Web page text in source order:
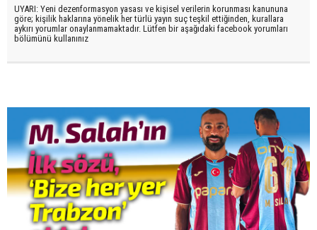
UYARI: Yeni dezenformasyon yasası ve kişisel verilerin korunması kanununa
göre; kişilik haklarına yönelik her türlü yayın suç teşkil ettiğinden, kurallara
aykırı yorumlar onaylanmamaktadır. Lütfen bir aşağıdaki facebook yorumları
bölümünü kullanınız